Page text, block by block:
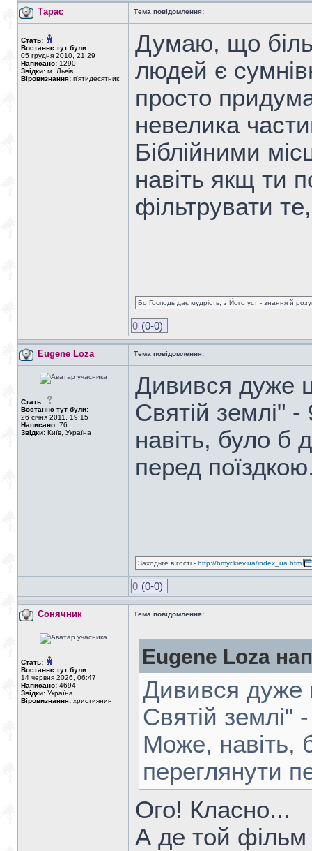
Тарас Тема повідомлення:
Стать:
Востаннє тут були:
05 грудня 2010, 21:29
Написано: 1290
Звідки: м. Львів
Віровизнання: п'ятидесятник
Думаю, що
людей є
просто
невелика
Біблійними
навіть якщ ти
фільтрувати
Бо Господь дає мудрість, з Його уст - знання й
0 (0-0)
Eugene Loza Тема повідомлення:
Стать:
Востаннє тут були:
26 січня 2011, 19:15
Написано: 76
Звідки: Київ, Україна
Дивився дуже
Святій землі"
навіть, було б
перед
Заходьте в гості - http://bmyr.kiev.ua/index_ua.htm
0 (0-0)
Сонячник Тема повідомлення:
Стать:
Востаннє тут були:
14 червня 2026, 06:47
Написано: 4694
Звідки: Україна
Віровизнання: християнин
Eugene Loza
Дивився дуже
Святій землі"
Може, навіть,
переглянути
Ого! Класно...
А де той